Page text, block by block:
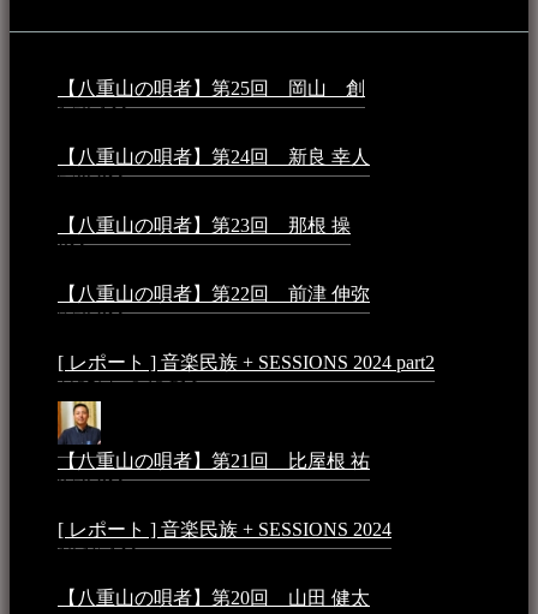
【八重山の唄者】第25回 岡山 創
1:50 AM
【八重山の唄者】第24回 新良 幸人
5:29 PM
【八重山の唄者】第23回 那根 操
PM
【八重山の唄者】第22回 前津 伸弥
7:50 PM
[ レポート ] 音楽民族 + SESSIONS 2024 part2
月25日 - 9:13 PM
【八重山の唄者】第21回 比屋根 祐
8:59 PM
[ レポート ] 音楽民族 + SESSIONS 2024
10:16 AM
【八重山の唄者】第20回 山田 健太